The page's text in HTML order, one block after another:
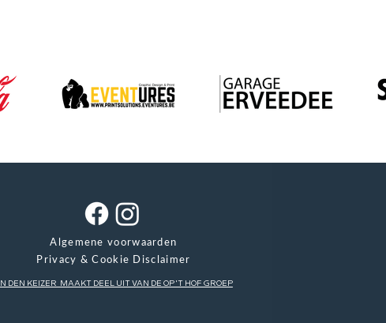
Algemene voorwaarden
Privacy & Cookie Disclaimer
IN DEN KEIZER MAAKT DEEL UIT VAN DE OP 'T HOF GROEP